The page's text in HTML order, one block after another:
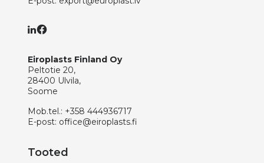
Eiroplasts Finland Oy
Peltotie 20,
28400 Ulvila,
Soome
Mob.tel.: +358 444936717
E-post: office@eiroplasts.fi
Tooted